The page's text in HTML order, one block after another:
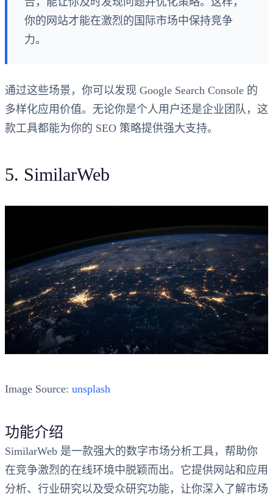
你的网站才能在激烈的国际市场中保持竞争
力。
通过这些场景，你可以发现 Google Search Console 的
多样化应用价值。无论你是个人用户还是企业团队，这
款工具都能为你的 SEO 策略提供强大支持。
5. SimilarWeb
Image Source: unsplash
功能介绍
SimilarWeb 是一款强大的数字市场分析工具，帮助你
在竞争激烈的在线环境中脱颖而出。它提供网站和应用
分析、行业研究以及受众研究功能，让你深入了解市场